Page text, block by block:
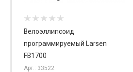
Велоэллипсоид
программируемый Larsen
FB1700
Арт.: 33522